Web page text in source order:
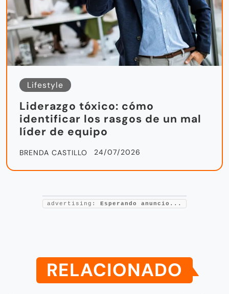
Lifestyle
Liderazgo tóxico: cómo
identificar los rasgos de un mal
líder de equipo
BRENDA CASTILLO 24/07/2026
advertising: Esperando anuncio...
RELACIONADO